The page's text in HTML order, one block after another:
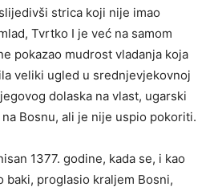
strica koji nije imao
Tvrtko I je već na samom
pokazao mudrost vladanja koja
veliki ugled u srednjevjekovnoj
dolaska na vlast, ugarski
Bosnu, ali je nije uspio pokoriti.
1377. godine, kada se, i kao
baki, proglasio kraljem Bosni,